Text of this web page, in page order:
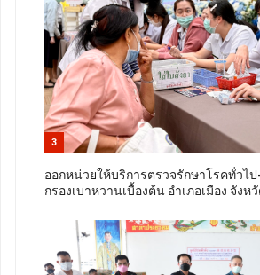
3
ออกหน่วยให้บริการตรวจรักษาโรคทั่วไ
กรองเบาหวานเบื้องต้น อำเภอเมือง จัง